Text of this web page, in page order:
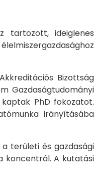
tartozott, ideiglenes
Bizottság
Gazdaságtudományi
PhD fokozatot.
irányításába
területi és gazdasági
koncentrál. A kutatási